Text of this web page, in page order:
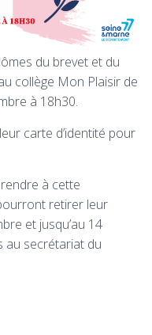
du brevet et du
collège Mon Plaisir de
à 18h30.
carte d’identité pour
à cette
retirer leur
et jusqu’au 14
au secrétariat du